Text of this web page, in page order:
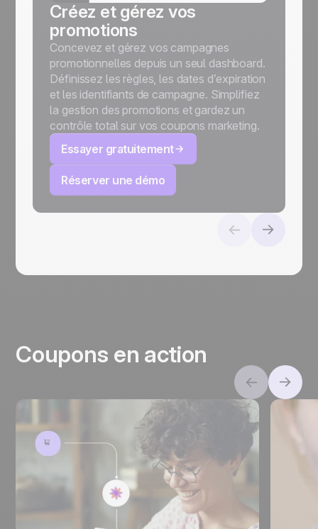
Créez et gérez vos
promotions
Concevez et gérez vos campagnes
promotionnelles depuis un seul dashboard.
Définissez les règles, les dates d’expiration
et les identifiants de campagne. Simplifiez
la gestion des promotions et gardez un
contrôle total sur vos coupons marketing.
Essayer gratuitement
Réserver une démo
Coupons en action